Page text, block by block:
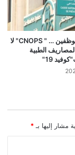
بلاغ هام للموظفين … " CNOPS" لا
الطبية
19"
مشار إليها بـ *